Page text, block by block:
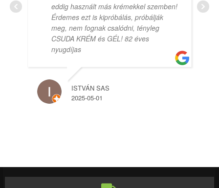
eddig használt más krémekkel szemben!
Érdemes ezt is kipróbálás, próbálják
meg, nem fognak csalódni, tényleg
CSUDA KRÉM és GÉL! 82 éves
nyugdíjas
ISTVÁN SAS
2025-05-01